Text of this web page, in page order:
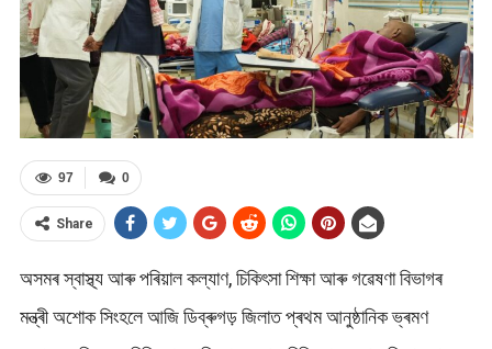
0
97
Share
অসমৰ স্বাস্থ্য আৰু পৰিয়াল কল্যাণ, চিকিৎসা শিক্ষা আৰু গৱেষণা বিভাগৰ
মন্ত্ৰী অশোক সিংহলে আজি ডিব্ৰুগড় জিলাত প্ৰথম আনুষ্ঠানিক ভ্ৰমণ